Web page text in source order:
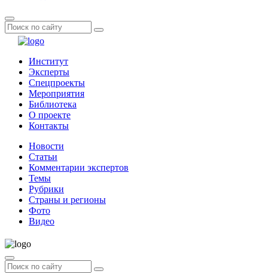
Институт
Эксперты
Спецпроекты
Мероприятия
Библиотека
О проекте
Контакты
Новости
Статьи
Комментарии экспертов
Темы
Рубрики
Страны и регионы
Фото
Видео